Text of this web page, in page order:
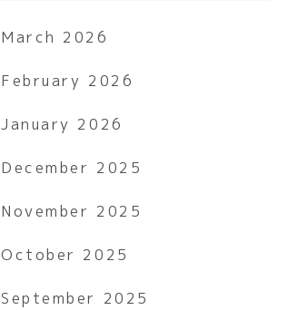
March 2026
February 2026
January 2026
December 2025
November 2025
October 2025
September 2025